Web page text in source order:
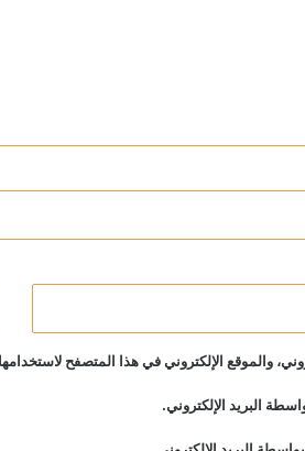
والموقع الإلكتروني في هذا المتصفح
البريد الإلكتروني.